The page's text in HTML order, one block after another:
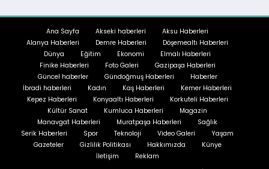
Ana Sayfa Akseki haberleri
Aksu Haberleri
Alanya Haberleri
Demre Haberleri
Döşemealtı Haberleri
Dünya
Eğitim Ekonomi
Elmalı Haberleri
Finike Haberleri
Foto Galeri
Gazipaşa Haberleri
Güncel haberler
Gündoğmuş Haberleri
Haberler
İbradi haberleri
Kadın Kaş Haberleri
Kemer Haberleri
Kepez Haberleri
Konyaaltı Haberleri
Korkuteli Haberleri
Kültür Sanat
Kumluca Haberleri
Magazin
Manavgat Haberleri
Muratpaşa Haberleri
Sağlık
Serik Haberleri
Spor Teknoloji Video Galeri
Yaşam
Gazeteler
Gizlilik Politikası Hakkımızda
Künye
İletişim
Reklam